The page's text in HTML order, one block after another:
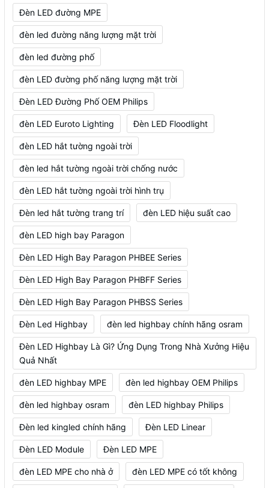
Đèn LED đường MPE
đèn led đường năng lượng mặt trời
đèn led đường phố
đèn LED đường phố năng lượng mặt trời
Đèn LED Đường Phố OEM Philips
đèn LED Euroto Lighting Đèn LED Floodlight
đèn LED hắt tường ngoài trời
đèn led hắt tường ngoài trời chống nước
đèn LED hắt tường ngoài trời hình trụ
Đèn led hắt tường trang trí đèn LED hiệu suất cao
đèn LED high bay Paragon
Đèn LED High Bay Paragon PHBEE Series
Đèn LED High Bay Paragon PHBFF Series
Đèn LED High Bay Paragon PHBSS Series
Đèn Led Highbay đèn led highbay chính hãng osram
Đèn LED Highbay Là Gì? Ứng Dụng Trong Nhà Xưởng Hiệu
Quả Nhất
đèn LED highbay MPE đèn led highbay OEM Philips
đèn led highbay osram đèn LED highbay Philips
Đèn led kingled chính hãng Đèn LED Linear
Đèn LED Module Đèn LED MPE
đèn LED MPE cho nhà ở đèn LED MPE có tốt không